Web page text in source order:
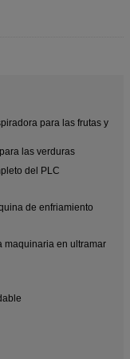
para las frutas y
las verduras
del PLC
de enfriamiento
maquinaria en ultramar